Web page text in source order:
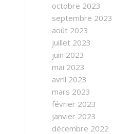
octobre 2023
septembre 2023
août 2023
juillet 2023
juin 2023
mai 2023
avril 2023
mars 2023
février 2023
janvier 2023
décembre 2022